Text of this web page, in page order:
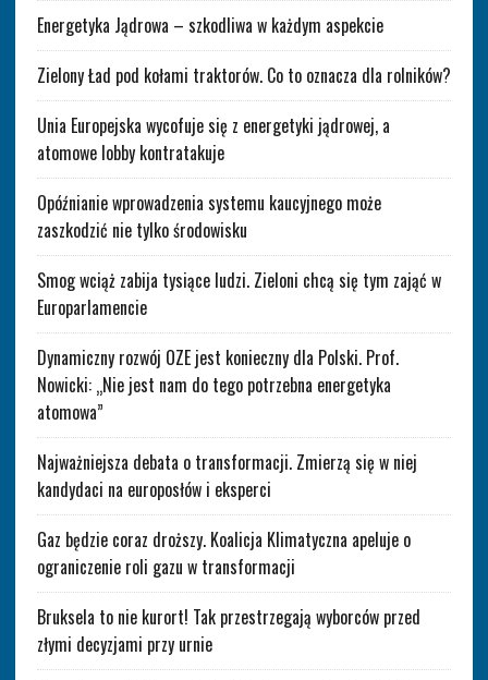
Energetyka Jądrowa – szkodliwa w każdym aspekcie
Zielony Ład pod kołami traktorów. Co to oznacza dla rolników?
Unia Europejska wycofuje się z energetyki jądrowej, a
atomowe lobby kontratakuje
Opóźnianie wprowadzenia systemu kaucyjnego może
zaszkodzić nie tylko środowisku
Smog wciąż zabija tysiące ludzi. Zieloni chcą się tym zająć w
Europarlamencie
Dynamiczny rozwój OZE jest konieczny dla Polski. Prof.
Nowicki: „Nie jest nam do tego potrzebna energetyka
atomowa”
Najważniejsza debata o transformacji. Zmierzą się w niej
kandydaci na europosłów i eksperci
Gaz będzie coraz droższy. Koalicja Klimatyczna apeluje o
ograniczenie roli gazu w transformacji
Bruksela to nie kurort! Tak przestrzegają wyborców przed
złymi decyzjami przy urnie